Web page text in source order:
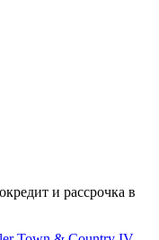
и рассрочка в